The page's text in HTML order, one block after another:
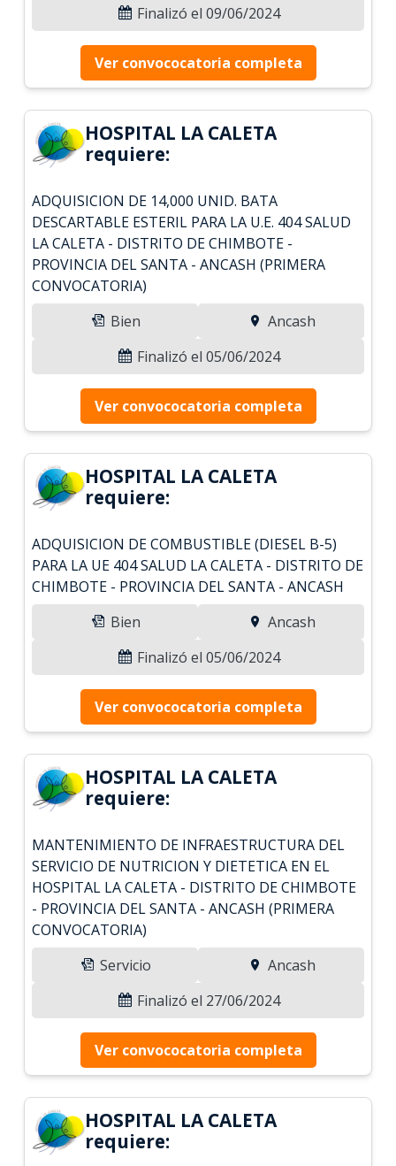
Finalizó el 09/06/2024
Ver convococatoria completa
HOSPITAL LA CALETA
requiere:
ADQUISICION DE 14,000 UNID. BATA
DESCARTABLE ESTERIL PARA LA U.E. 404 SALUD
LA CALETA - DISTRITO DE CHIMBOTE -
PROVINCIA DEL SANTA - ANCASH (PRIMERA
CONVOCATORIA)
Bien
Ancash
Finalizó el 05/06/2024
Ver convococatoria completa
HOSPITAL LA CALETA
requiere:
ADQUISICION DE COMBUSTIBLE (DIESEL B-5)
PARA LA UE 404 SALUD LA CALETA - DISTRITO DE
CHIMBOTE - PROVINCIA DEL SANTA - ANCASH
Bien
Ancash
Finalizó el 05/06/2024
Ver convococatoria completa
HOSPITAL LA CALETA
requiere:
MANTENIMIENTO DE INFRAESTRUCTURA DEL
SERVICIO DE NUTRICION Y DIETETICA EN EL
HOSPITAL LA CALETA - DISTRITO DE CHIMBOTE
- PROVINCIA DEL SANTA - ANCASH (PRIMERA
CONVOCATORIA)
Servicio
Ancash
Finalizó el 27/06/2024
Ver convococatoria completa
HOSPITAL LA CALETA
requiere: